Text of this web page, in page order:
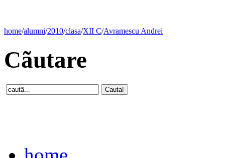
home/alumni/2010/clasa/XII C/Avramescu Andrei
Cãutare